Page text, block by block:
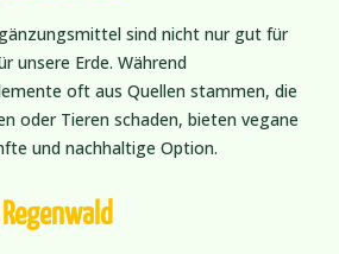
sind nicht nur gut für
unsere Erde. Während
oft aus Quellen stammen, die
oder Tieren schaden, bieten vegane
und nachhaltige Option.